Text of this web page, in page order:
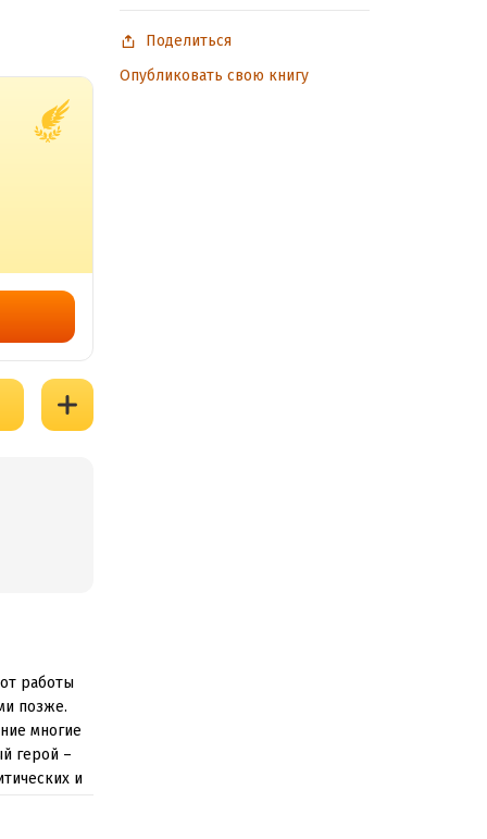
работы
позже.
многие
герой –
и
Поделиться
Опубликовать свою книгу